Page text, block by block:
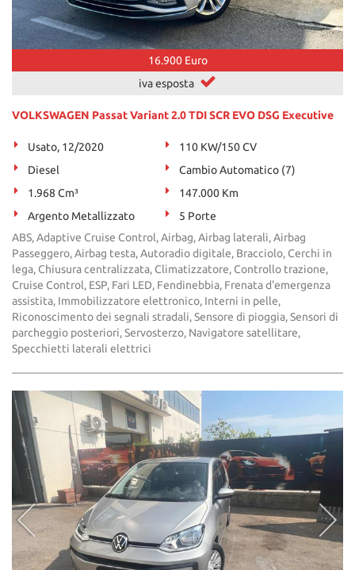
16.900 Euro
iva esposta
VOLKSWAGEN Passat Variant 2.0 TDI SCR EVO DSG Executive
Usato, 12/2020
110 KW/150 CV
Diesel
Cambio Automatico (7)
1.968 Cm³
147.000 Km
Argento Metallizzato
5 Porte
ABS, Adaptive Cruise Control, Airbag, Airbag laterali, Airbag
Passeggero, Airbag testa, Autoradio digitale, Bracciolo, Cerchi in
lega, Chiusura centralizzata, Climatizzatore, Controllo trazione,
Cruise Control, ESP, Fari LED, Fendinebbia, Frenata d'emergenza
assistita, Immobilizzatore elettronico, Interni in pelle,
Riconoscimento dei segnali stradali, Sensore di pioggia, Sensori di
parcheggio posteriori, Servosterzo, Navigatore satellitare,
Specchietti laterali elettrici